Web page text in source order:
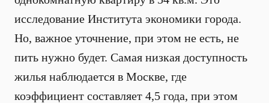
исследование Института экономики города.
Но, важное уточнение, при этом не есть, не
пить нужно будет. Самая низкая доступность
жилья наблюдается в Москве, где
коэффициент составляет 4,5 года, при этом